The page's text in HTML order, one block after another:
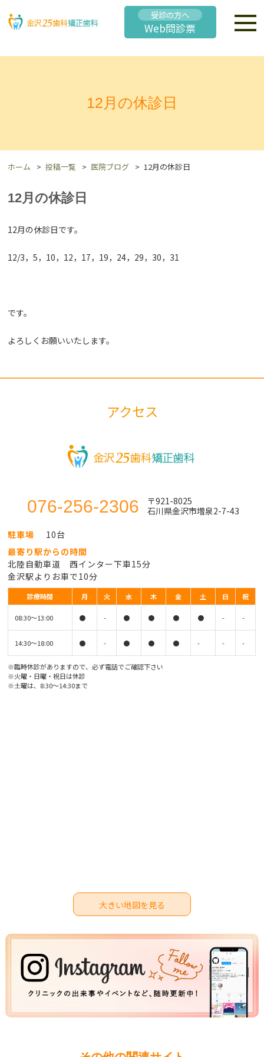
受診の方へ
Web問診票
12月の休診日
ホーム 投稿一覧 医院ブログ 12月の休診日
12月の休診日
12月の休診日です。
12/3，5，10，12，17，19，24，29，30，31
です。
よろしくお願いいたします。
アクセス
076-256-2306
〒921-8025
石川県金沢市増泉2-7-43
駐車場
10台
最寄り駅からの時間
北陸自動車道 西インター下車15分
金沢駅よりお車で10分
診療時間 月 火 水 木 金 土 日 祝
08:30〜13:00 ● - ● ● ● ● - -
14:30〜18:00 ● - ● ● ● - - -
※臨時休診がありますので、必ず電話でご確認下さい
※火曜・日曜・祝日は休診
※土曜は、8:30〜14:30まで
大きい地図を見る